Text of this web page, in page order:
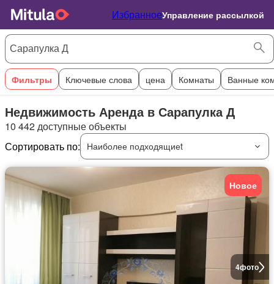
ИзбранноеУправление рассылкой
Фильтры Ключевые слова цена Комнаты Ванные
Недвижимость Аренда в Сарапулка Д
10 442 доступные объекты
Сортировать по:
Наиболее подходящиеt
4фото
Новое